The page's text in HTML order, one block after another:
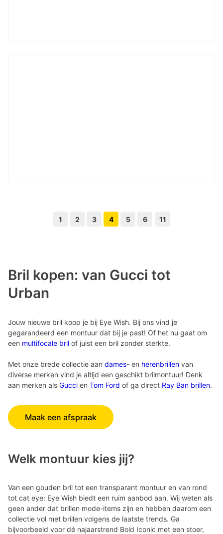
1 2 3 4 5 6 11
Bril kopen: van Gucci tot
Urban
Jouw nieuwe bril koop je bij Eye Wish. Bij ons vind je
gegarandeerd een montuur dat bij je past! Of het nu gaat om
een multifocale bril of juist een bril zonder sterkte.
Met onze brede collectie aan dames- en herenbrillen van
diverse merken vind je altijd een geschikt brilmontuur! Denk
aan merken als Gucci en Tom Ford of ga direct Ray Ban brillen.
Maak een afspraak
Welk montuur kies jij?
Van een gouden bril tot een transparant montuur en van rond
tot cat eye: Eye Wish biedt een ruim aanbod aan. Wij weten als
geen ander dat brillen mode-items zijn en hebben daarom een
collectie vol met brillen volgens de laatste trends. Ga
bijvoorbeeld voor dé najaarstrend Bold Iconic met een stoer,